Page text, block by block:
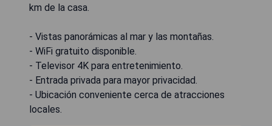
km de la casa.
- Vistas panorámicas al mar y las montañas.
- WiFi gratuito disponible.
- Televisor 4K para entretenimiento.
- Entrada privada para mayor privacidad.
- Ubicación conveniente cerca de atracciones
locales.